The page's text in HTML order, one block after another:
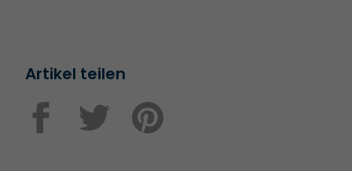
Artikel teilen